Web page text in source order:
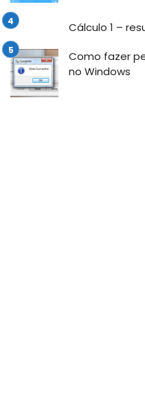
Cálculo 1 –
Como fazer
no Windows